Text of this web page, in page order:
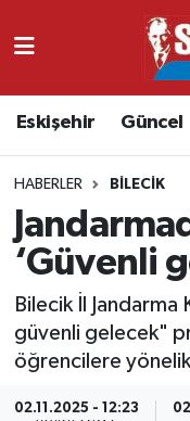
Eskişehir Güncel
HABERLER BILECIK
‘Güvenli
Bilecik İl
güvenli gelecek"
öğrencilere
02.11.2025 - 12:23
Ekonomi
Güncel
Kültür & Sanat
Magazin
Resmi İlanlar
Nöbetçi
Namaz Vakitleri
Trafik Durumu
Süper Lig
Tüm Manşetler
Son Dakika